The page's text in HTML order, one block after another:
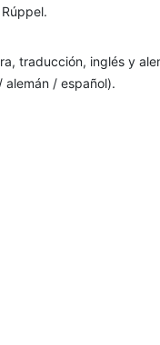
traducción, inglés y
alemán / español).